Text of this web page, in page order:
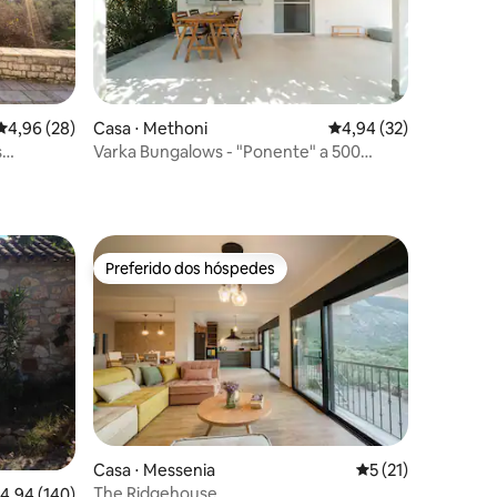
de uma avaliação média de 5, 28 avaliações
4,96 (28)
Casa ⋅ Methoni 4,94 de uma
4,94 (32)
Varka Bungalows - "Ponente" a 500
hóspedes Preferido dos hóspedes
Preferido dos hóspedes
Casa ⋅ Messenia 5 de uma
5 (21)
The Ridgehouse